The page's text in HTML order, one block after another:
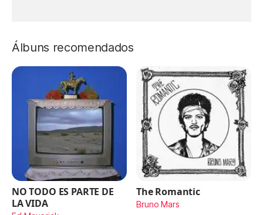
Álbuns recomendados
NO TODO ES PARTE DE
LA VIDA
The Romantic
Bruno Mars